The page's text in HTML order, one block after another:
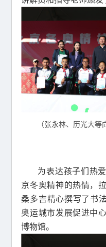
（张永林、历光大等
为表达孩子们热
京冬奥精神的热情，
桑多吉精心撰写了书
奥运城市发展促进中
博物馆。